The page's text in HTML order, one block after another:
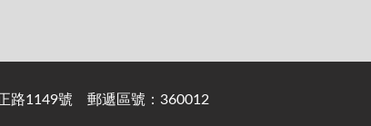
路1149號 郵遞區號：360012